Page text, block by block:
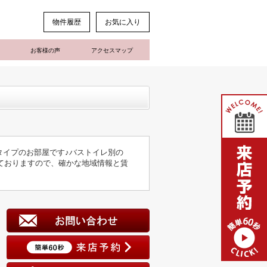
物件履歴 お気に入り
お客様の声 アクセスマップ
プのお部屋です♪バストイレ別の
りますので、確かな地域情報と賃